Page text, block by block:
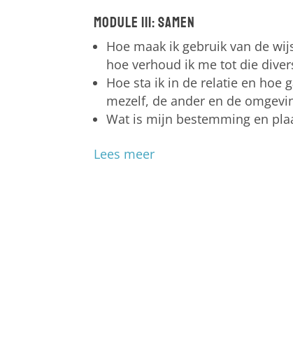
Module III: Samen
Hoe maak ik gebruik van de
hoe verhoud ik me tot die
Hoe sta ik in de relatie en hoe
mezelf, de ander en de
Wat is mijn bestemming en
Lees meer